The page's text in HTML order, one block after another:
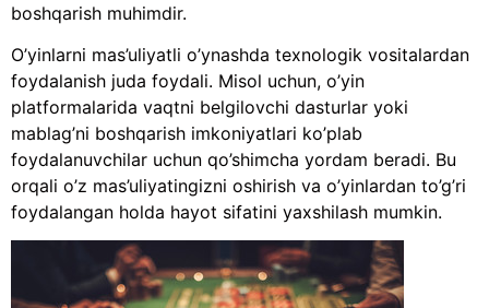
boshqarish muhimdir.
O’yinlarni mas’uliyatli o’ynashda texnologik vositalardan
foydalanish juda foydali. Misol uchun, o’yin
platformalarida vaqtni belgilovchi dasturlar yoki
mablag’ni boshqarish imkoniyatlari ko’plab
foydalanuvchilar uchun qo’shimcha yordam beradi. Bu
orqali o’z mas’uliyatingizni oshirish va o’yinlardan to’g’ri
foydalangan holda hayot sifatini yaxshilash mumkin.